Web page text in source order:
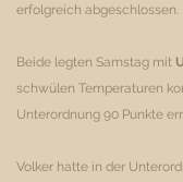
erfolgreich abgeschlossen.
Beide legten Samstag mit
schwülen Temperaturen
Unterordnung 90 Punkte
Volker hatte in der